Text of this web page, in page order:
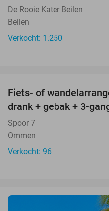
De Rooie Kater Beilen
Beilen
Verkocht: 1.250
Fiets- of
drank + gebak + 3-
Spoor 7
Ommen
Verkocht: 96